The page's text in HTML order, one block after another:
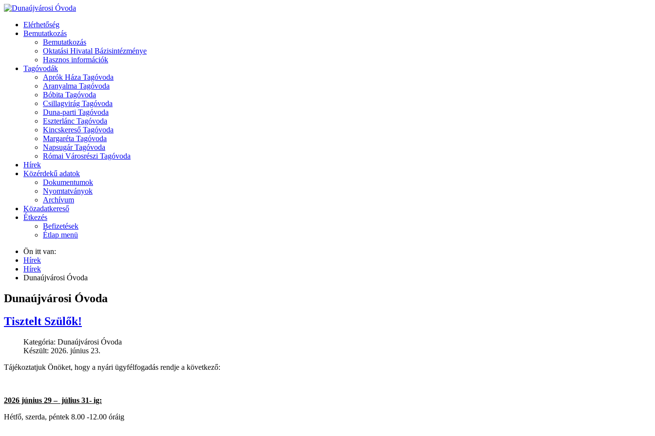
Elérhetőség
Bemutatkozás
Bemutatkozás
Oktatási Hivatal Bázisintézménye
Hasznos információk
Tagóvodák
Aprók Háza Tagóvoda
Aranyalma Tagóvoda
Bóbita Tagóvoda
Csillagvirág Tagóvoda
Duna-parti Tagóvoda
Eszterlánc Tagóvoda
Kincskereső Tagóvoda
Margaréta Tagóvoda
Napsugár Tagóvoda
Római Városrészi Tagóvoda
Hírek
Közérdekű adatok
Dokumentumok
Nyomtatványok
Archívum
Közadatkereső
Étkezés
Befizetések
Étlap menü
Ön itt van:
Hírek
Hírek
Dunaújvárosi Óvoda
Dunaújvárosi Óvoda
Tisztelt Szülők!
Kategória: Dunaújvárosi Óvoda
Készült: 2026. június 23.
Tájékoztatjuk Önöket, hogy a nyári ügyfélfogadás rendje a következő:
2026 június 29 – július 31- ig:
Hétfő, szerda, péntek 8.00 -12.00 óráig